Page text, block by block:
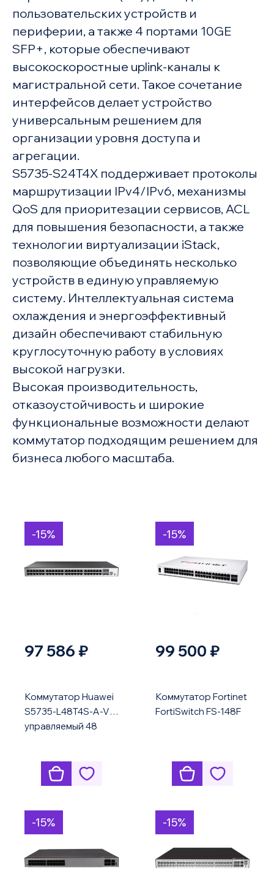
пользовательских устройств и
периферии, а также 4 портами 10GE
SFP+, которые обеспечивают
высокоскоростные uplink-каналы к
магистральной сети. Такое сочетание
интерфейсов делает устройство
универсальным решением для
организации уровня доступа и
агрегации.
S5735-S24T4X поддерживает протоколы
маршрутизации IPv4/IPv6, механизмы
QoS для приоритезации сервисов, ACL
для повышения безопасности, а также
технологии виртуализации iStack,
позволяющие объединять несколько
устройств в единую управляемую
систему. Интеллектуальная система
охлаждения и энергоэффективный
дизайн обеспечивают стабильную
круглосуточную работу в условиях
высокой нагрузки.
Высокая производительность,
отказоустойчивость и широкие
функциональные возможности делают
коммутатор подходящим решением для
бизнеса любого масштаба.
-15%
97 586 ₽
Коммутатор Huawei
S5735-L48T4S-A-V2
управляемый 48
-15%
99 500 ₽
Коммутатор Fortinet
FortiSwitch FS-148F
-15% -15%